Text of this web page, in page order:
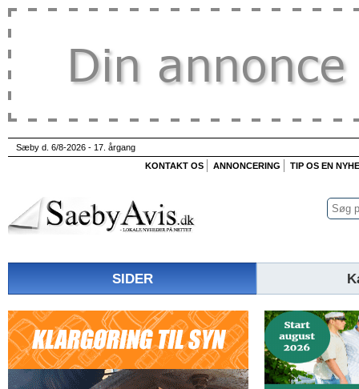
Sæby d. 6/8-2026 - 17. årgang
KONTAKT OS
ANNONCERING TIP OS EN
SIDER